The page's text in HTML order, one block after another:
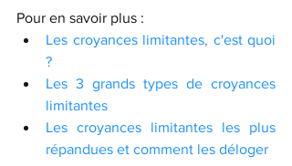
Pour en savoir plus :
Les croyances limitantes, c'est quoi
?
Les 3 grands types de croyances
limitantes
Les croyances limitantes les plus
répandues et comment les déloger